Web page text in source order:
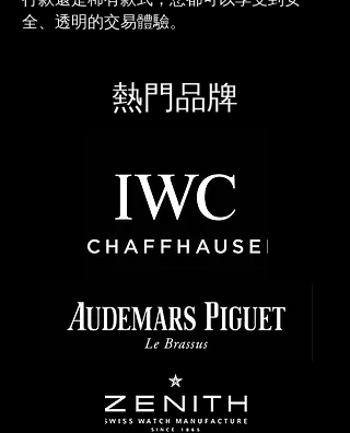
性和保值能力的手錶。
的部分。28watches 建議您在購買手錶
號和款式的市場需求較高，通常會有更
高的價格。在 28watches，我們根據市
力的報價。
全、透明的交易體驗。
熱門品牌